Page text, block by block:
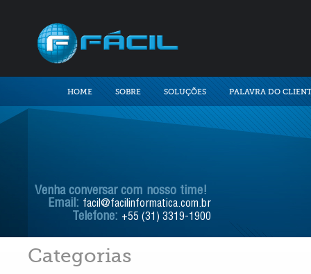
HOME SOBRE SOLUÇÕES PALAVRA DO
Venha conversar com nosso time!
Email: facil@facilinformatica.com.br
Telefone: +55 (31) 3319-1900
Categorias